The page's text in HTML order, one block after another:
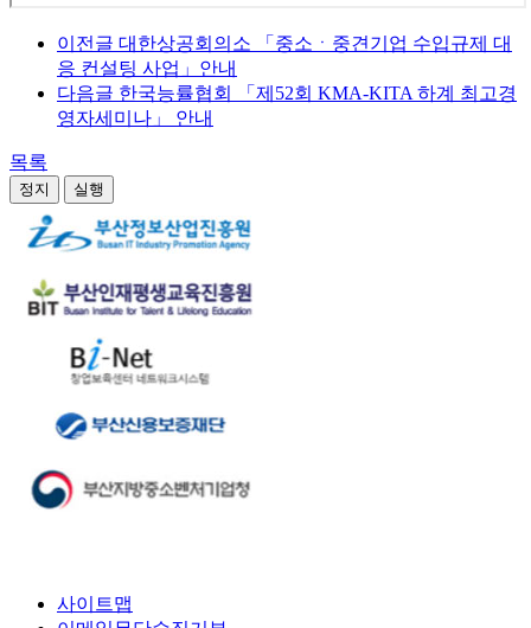
이전글 대한상공회의소 「중소ㆍ중견기업 수입규제 대
응 컨설팅 사업」안내
다음글 한국능률협회 「제52회 KMA-KITA 하계 최고경
영자세미나」 안내
목록
정지 실행
사이트맵